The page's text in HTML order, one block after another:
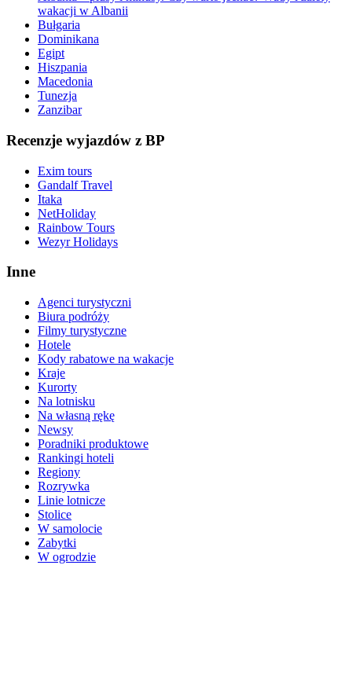
wakacji w Albanii
Bułgaria
Dominikana
Egipt
Hiszpania
Macedonia
Tunezja
Zanzibar
Recenzje wyjazdów z BP
Exim tours
Gandalf Travel
Itaka
NetHoliday
Rainbow Tours
Wezyr Holidays
Inne
Agenci turystyczni
Biura podróży
Filmy turystyczne
Hotele
Kody rabatowe na wakacje
Kraje
Kurorty
Na lotnisku
Na własną rękę
Newsy
Poradniki produktowe
Rankingi hoteli
Regiony
Rozrywka
Linie lotnicze
Stolice
W samolocie
Zabytki
W ogrodzie